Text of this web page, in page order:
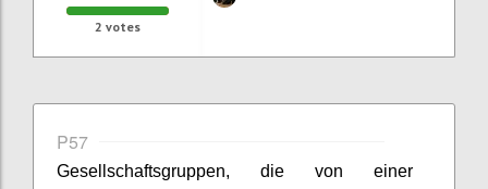
2 votes
P57
Gesellschaftsgruppen, die von einer